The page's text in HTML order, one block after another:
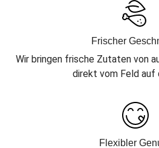
Frischer
Wir bringen frische Zutaten von
direkt vom Feld auf
Flexibler